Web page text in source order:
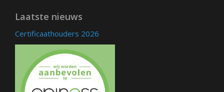
Laatste nieuws
Certificaathouders 2026